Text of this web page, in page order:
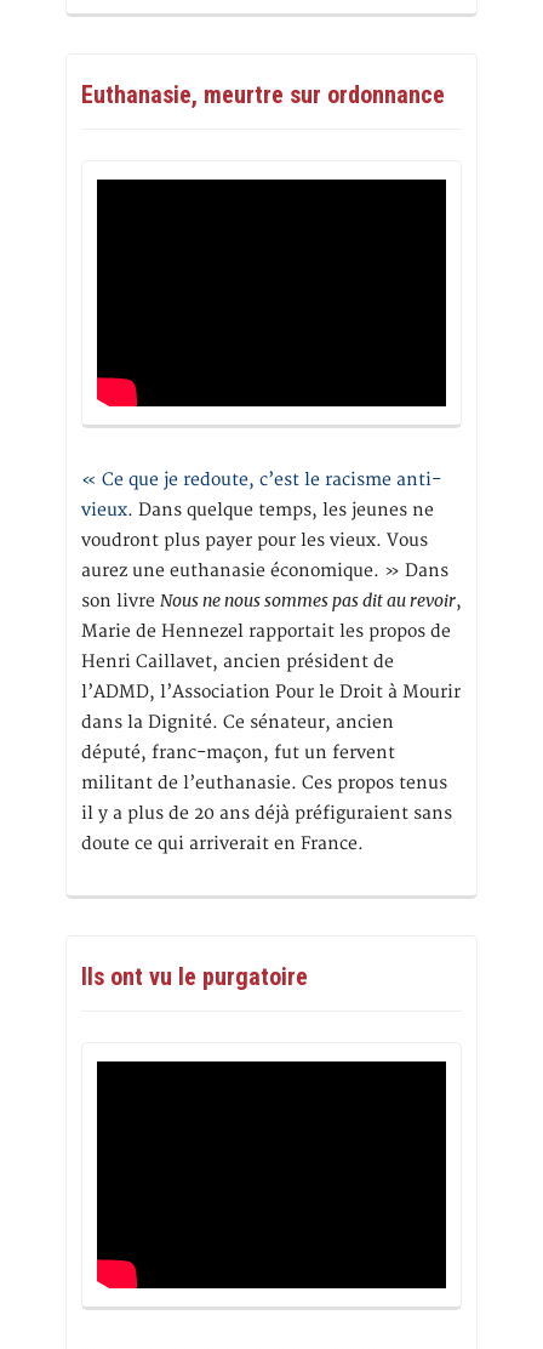
Euthanasie, meurtre sur ordonnance
« Ce que je redoute, c’est le racisme anti-
vieux. Dans quelque temps, les jeunes ne
voudront plus payer pour les vieux. Vous
aurez une euthanasie économique. » Dans
son livre Nous ne nous sommes pas dit au revoir,
Marie de Hennezel rapportait les propos de
Henri Caillavet, ancien président de
l’ADMD, l’Association Pour le Droit à Mourir
dans la Dignité. Ce sénateur, ancien
député, franc-maçon, fut un fervent
militant de l’euthanasie. Ces propos tenus
il y a plus de 20 ans déjà préfiguraient sans
doute ce qui arriverait en France.
Ils ont vu le purgatoire